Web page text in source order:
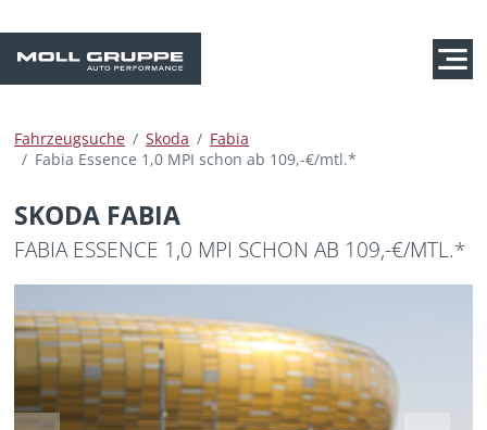
Fahrzeugsuche Skoda
Fabia
Fabia Essence 1,0 MPI schon ab 109,-€/mtl.*
SKODA FABIA
FABIA ESSENCE 1,0 MPI SCHON AB 109,-€/MTL.*